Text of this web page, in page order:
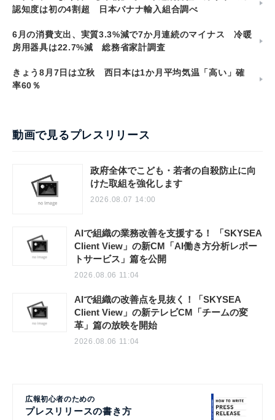
認知度は初の4割超 日本バナナ輸入組合調べ
6月の消費支出、実質3.3%減で7か月連続のマイナス 冷暖
房用器具は22.7%減 総務省家計調査
きょう8月7日は立秋 西日本は1か月平均気温「高い」確
率60％
動画で見るプレスリリース
政府全体でこども・若者の自殺防止に向
けた取組を強化します
2026.08.07 14:00
AIで組織の業務改善を支援する！ 「SKYSEA
Client View」の新CM「AI働き方分析レポー
トサービス」篇を公開
2026.08.06 11:04
AIで組織の改善点を見抜く！「SKYSEA
Client View」の新テレビCM「チームの変
革」篇の放映を開始
2026.08.06 11:04
広報初心者のための
プレスリリースの書き方